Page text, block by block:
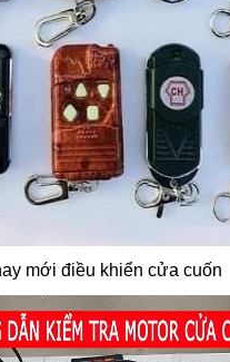
mới điều khiển cửa cuốn